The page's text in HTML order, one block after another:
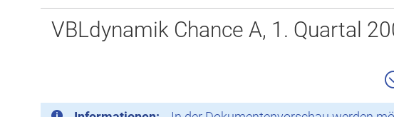
Zurück
VBLdynamik Chance A, 1. Quartal